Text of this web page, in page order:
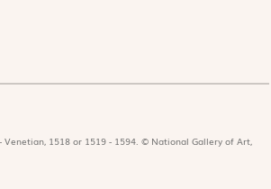
1518 or 1519 - 1594. © National Gallery of Art,